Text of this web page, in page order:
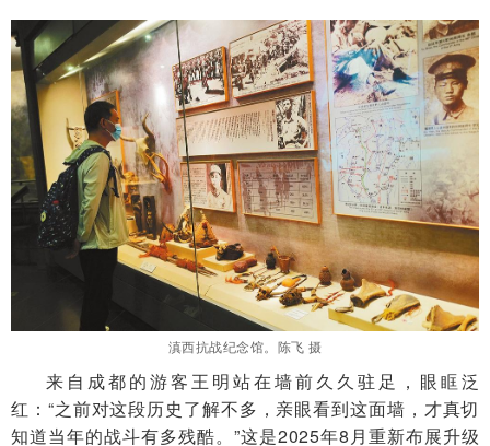
滇西抗战纪念馆。陈飞 摄
来自成都的游客王明站在墙前久久驻足，眼眶泛
红：“之前对这段历史了解不多，亲眼看到这面墙，才真切
知道当年的战斗有多残酷。”这是2025年8月重新布展升级